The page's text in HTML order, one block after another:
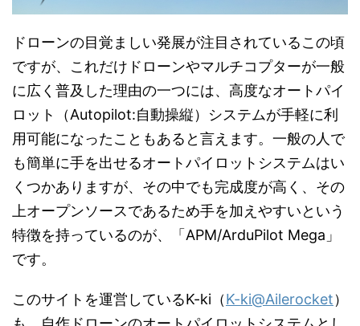
ドローンの目覚ましい発展が注目されているこの頃
ですが、これだけドローンやマルチコプターが一般
に広く普及した理由の一つには、高度なオートパイ
ロット（Autopilot:自動操縦）システムが手軽に利
用可能になったこともあると言えます。一般の人で
も簡単に手を出せるオートパイロットシステムはい
くつかありますが、その中でも完成度が高く、その
上オープンソースであるため手を加えやすいという
特徴を持っているのが、「APM/ArduPilot Mega」
です。
このサイトを運営しているK-ki（K-ki@Ailerocket）